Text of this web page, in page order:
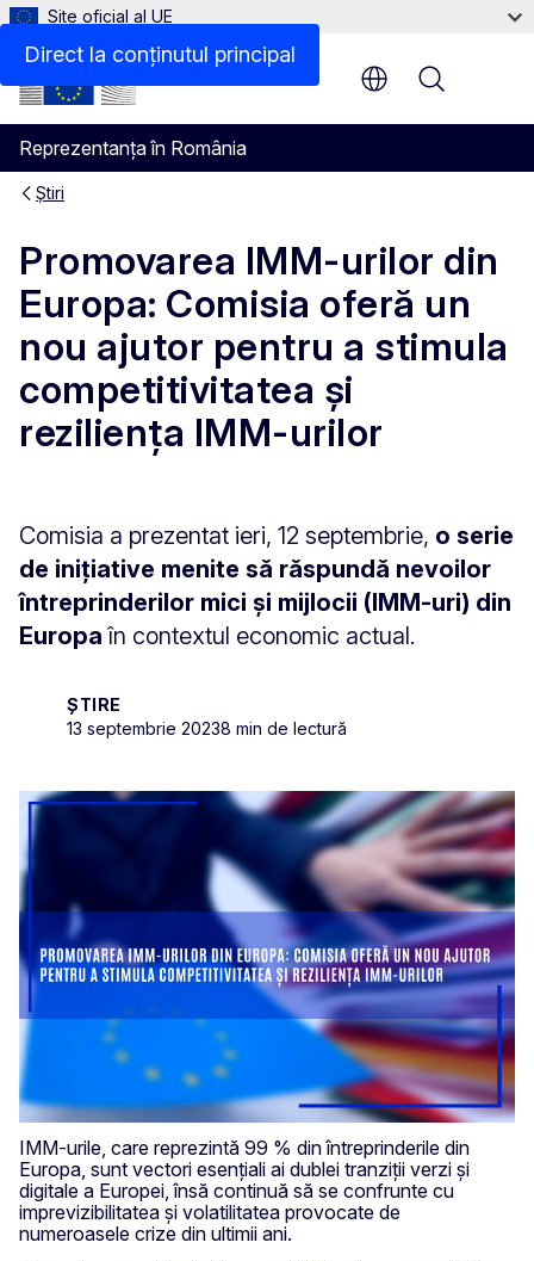
Direct la conținutul principal
Site oficial al UE
Reprezentanța în România
Menu
Știri
Promovarea IMM-urilor din
Europa: Comisia oferă un
nou ajutor pentru a stimula
competitivitatea și
reziliența IMM-urilor
Comisia a prezentat ieri, 12 septembrie, o serie
de inițiative menite să răspundă nevoilor
întreprinderilor mici și mijlocii (IMM-uri) din
Europa în contextul economic actual.
ȘTIRE
13 septembrie 20238 min de lectură
IMM-urile, care reprezintă 99 % din întreprinderile din
Europa, sunt vectori esențiali ai dublei tranziții verzi și
digitale a Europei, însă continuă să se confrunte cu
imprevizibilitatea și volatilitatea provocate de
numeroasele crize din ultimii ani.